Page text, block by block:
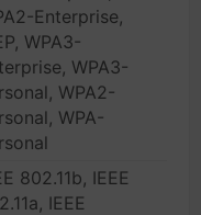
Enterprise,
WPA3-
WPA3-
WPA2-
WPA-
802.11b, IEEE
IEEE